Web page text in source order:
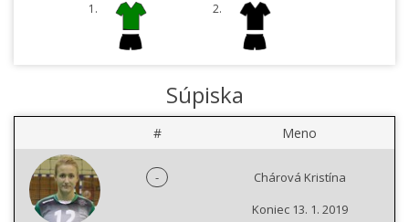
1. 2.
Súpiska
# Meno
-
Chárová Kristína
Koniec 13. 1. 2019